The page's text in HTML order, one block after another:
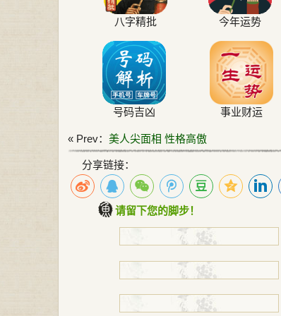
八字精批 今年运势
号码吉凶 事业财运
« Prev： 美人尖面相 性格高傲
分享链接：
请留下您的脚步！